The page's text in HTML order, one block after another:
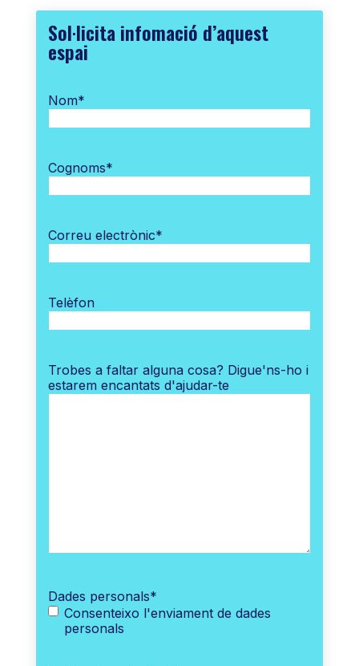
Sol·licita infomació d’aquest
espai
Nom*
Cognoms*
Correu electrònic*
Telèfon
Trobes a faltar alguna cosa? Digue'ns-ho i
estarem encantats d'ajudar-te
Dades personals*
Consenteixo l'enviament de dades
personals